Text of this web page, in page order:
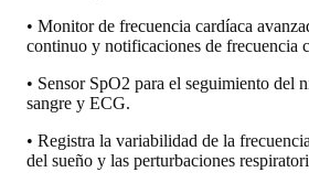
• Monitor de frecuencia cardíaca
continuo y notificaciones de frecuencia
• Sensor SpO2 para el seguimiento del
sangre y ECG.
• Registra la variabilidad de la
del sueño y las perturbaciones